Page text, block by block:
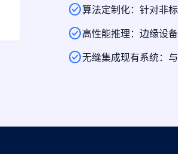
check_circle算法定制化：针对非
check_circle高性能推理：边缘设
check_circle无缝集成现有系统：